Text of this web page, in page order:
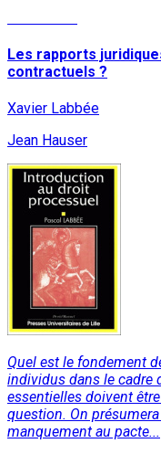
Les rapports
contractuels ?
Xavier Labbée
Jean Hauser
Quel est le fondement
individus dans le cadre
essentielles doivent
question. On
manquement au pacte...